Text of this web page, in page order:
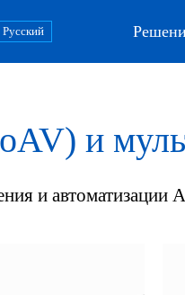
Русский
и
и автоматизации